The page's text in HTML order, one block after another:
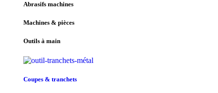
Abrasifs machines
Machines & pièces
Outils à main
Coupes & tranchets